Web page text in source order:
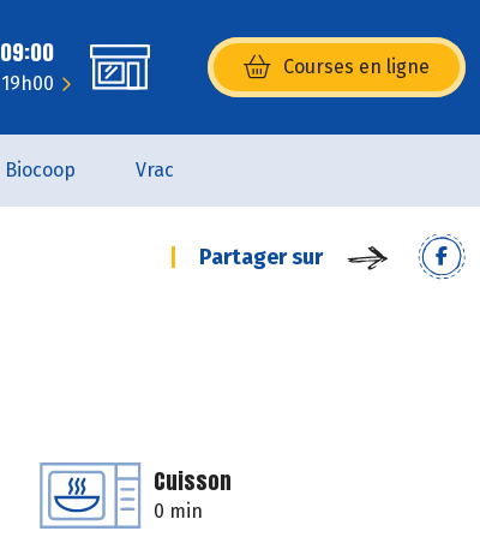
Courses en ligne
(s’ouvre dans une nouvelle
Biocoop Vrac
Partager sur
Cuisson
0 min